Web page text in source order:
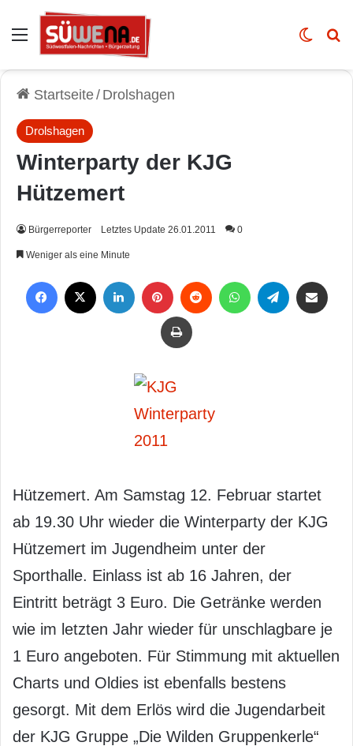
Auswahl Skin
Startseite/ Drolshagen
Drolshagen
Winterparty der KJG
Hützemert
Bürgerreporter Letztes Update 26.01.2011 0
Weniger als eine Minute
Drucken
Hützemert. Am Samstag 12. Februar startet
ab 19.30 Uhr wieder die Winterparty der KJG
Hützemert im Jugendheim unter der
Sporthalle. Einlass ist ab 16 Jahren, der
Eintritt beträgt 3 Euro. Die Getränke werden
wie im letzten Jahr wieder für unschlagbare je
1 Euro angeboten. Für Stimmung mit aktuellen
Charts und Oldies ist ebenfalls bestens
gesorgt. Mit dem Erlös wird die Jugendarbeit
der KJG Gruppe „Die Wilden Gruppenkerle“